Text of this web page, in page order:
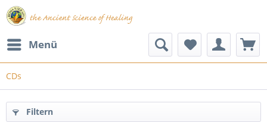
Menü
CDs
Filtern